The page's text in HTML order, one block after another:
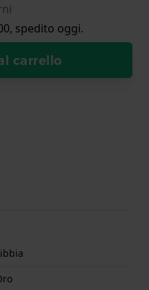
spedito oggi.
carrello